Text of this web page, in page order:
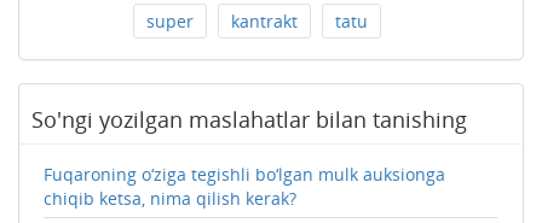
super kantrakt tatu
So'ngi yozilgan maslahatlar bilan tanishing
Fuqaroning o‘ziga tegishli bo‘lgan mulk auksionga
chiqib ketsa, nima qilish kerak?